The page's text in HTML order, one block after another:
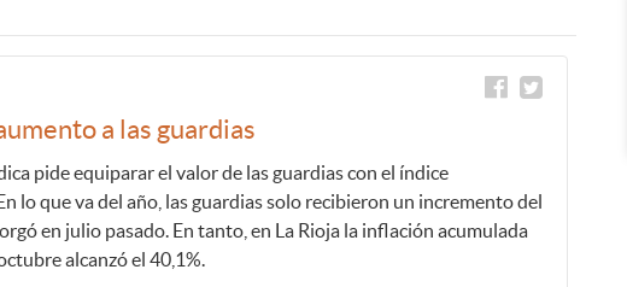
a las guardias
pide equiparar el valor de las guardias con el índice
lo que va del año, las guardias solo recibieron un incremento del
en julio pasado. En tanto, en La Rioja la inflación acumulada
alcanzó el 40,1%.